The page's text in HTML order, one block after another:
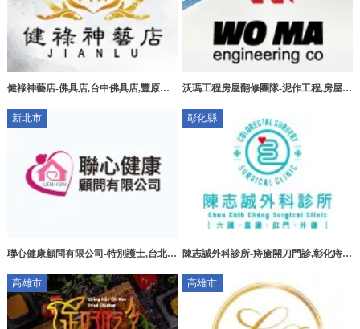
健祿神藝店-佛具店,台中佛具店,豐原佛
沃瑪工程房屋翻修團隊-泥作工程,房屋拆
新北市
聯心健康顧問有限公司-特別護士,台北特
彰化縣
陳志誠外科診所-痔瘡開刀門診,彰化痔瘡
高雄市
高雄市